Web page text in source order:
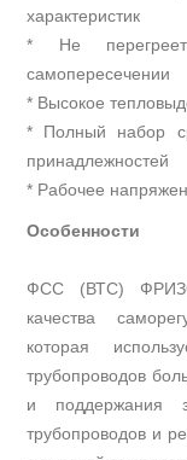
характеристик
* Не
самопересечении
* Высокое
* Полный набор
принадлежностей
* Рабочее
Особенности
ФСС (ВТС)
качества
которая
трубопроводов
и поддержания
трубопроводов и